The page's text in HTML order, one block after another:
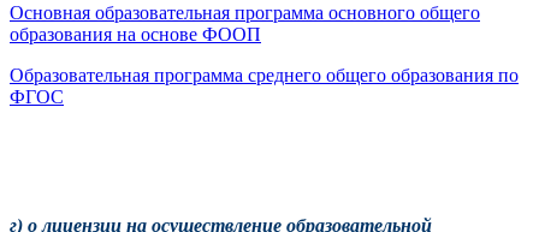
Основная образовательная программа основного общего
образования на основе ФООП
Образовательная программа среднего общего образования по
ФГОС
г) о лицензии на осуществление образовательной